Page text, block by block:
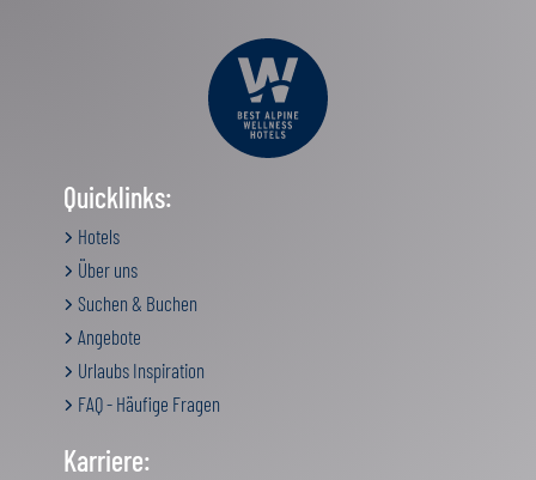
Quicklinks:
Hotels
Über uns
Suchen & Buchen
Angebote
Urlaubs Inspiration
FAQ - Häufige Fragen
Karriere: